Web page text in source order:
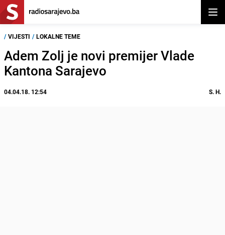
/ VIJESTI / LOKALNE TEME
Adem Zolj je novi premijer Vlade
Kantona Sarajevo
04.04.18. 12:54 S. H.